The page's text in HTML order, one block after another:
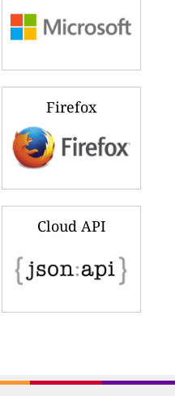
Firefox
Cloud API